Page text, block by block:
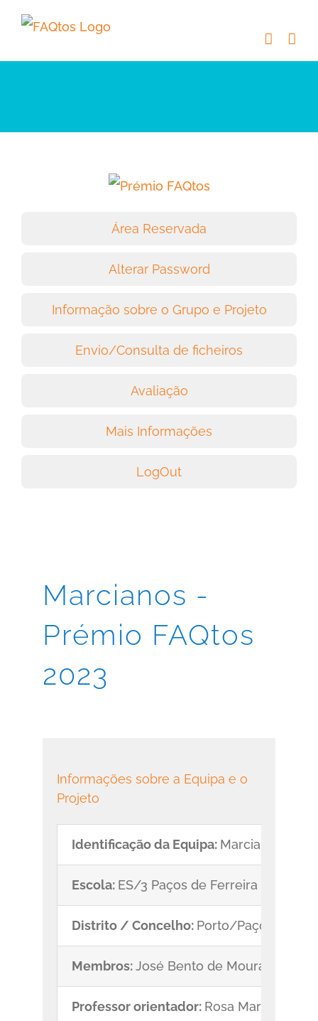
Skip
content
Marcianos -
Prémio FAQtos
2023
Informações sobre a Equipa e o
Projeto
Identificação da Equipa: Marcianos
Escola: ES/3 Paços de Ferreira
Distrito / Concelho: Porto/Paços de
Membros:José Bento de Moura
Professor orientador: Rosa Maria da
Área Reservada
Alterar Password
Informação sobre o Grupo e Projeto
Envio/Consulta de ficheiros
Avaliação
Mais Informações
LogOut